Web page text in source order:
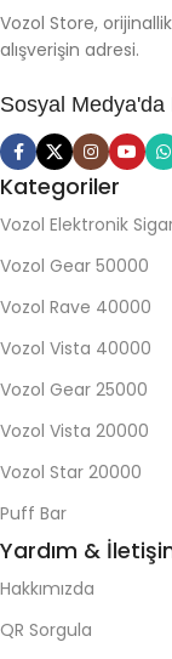
Vozol Store,
alışverişin adresi.
Sosyal Medya'da
Kategoriler
Vozol Elektronik
Vozol Gear 50000
Vozol Rave 40000
Vozol Vista 40000
Vozol Gear 25000
Vozol Vista 20000
Vozol Star 20000
Puff Bar
Yardım &
Hakkımızda
QR Sorgula